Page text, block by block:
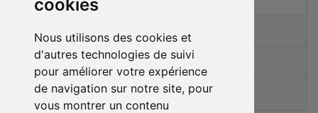
cookies
Nous utilisons des cookies et
d'autres technologies de suivi
pour améliorer votre expérience
de navigation sur notre site, pour
vous montrer un contenu
articles en vente
Membre depuis le17/07/2019
(1)